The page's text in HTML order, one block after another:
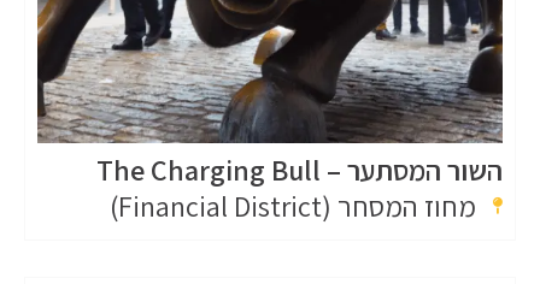
השור המסתער – The Charging Bull
מחוז המסחר (Financial District)